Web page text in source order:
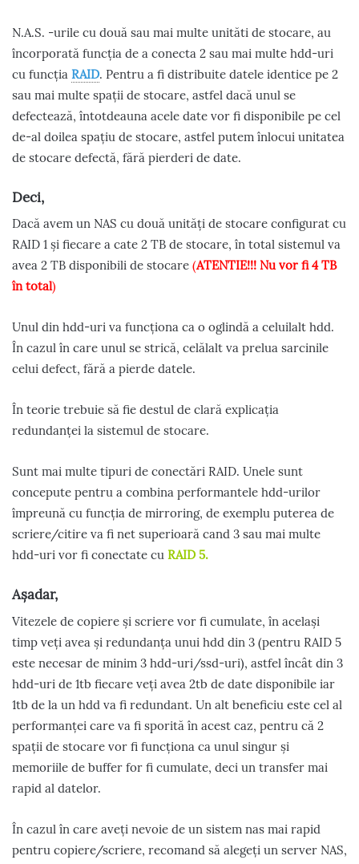
N.A.S. -urile cu două sau mai multe unităti de stocare, au
încorporată funcția de a conecta 2 sau mai multe hdd-uri
cu funcția RAID. Pentru a fi distribuite datele identice pe 2
sau mai multe spații de stocare, astfel dacă unul se
defectează, întotdeauna acele date vor fi disponibile pe cel
de-al doilea spațiu de stocare, astfel putem înlocui unitatea
de stocare defectă, fără pierderi de date.
Deci,
Dacă avem un NAS cu două unități de stocare configurat cu
RAID 1 și fiecare a cate 2 TB de stocare, în total sistemul va
avea 2 TB disponibili de stocare (ATENTIE!!! Nu vor fi 4 TB
în total)
Unul din hdd-uri va funcționa ca o oglindă a celuilalt hdd.
În cazul în care unul se strică, celălalt va prelua sarcinile
celui defect, fără a pierde datele.
În teorie trebuie să fie destul de clară explicația
redundanței la sistemul de stocare.
Sunt mai multe tipuri de conectări RAID. Unele sunt
concepute pentru a combina performantele hdd-urilor
împreună cu funcția de mirroring, de exemplu puterea de
scriere/citire va fi net superioară cand 3 sau mai multe
hdd-uri vor fi conectate cu RAID 5.
Așadar,
Vitezele de copiere și scriere vor fi cumulate, în același
timp veți avea și redundanța unui hdd din 3 (pentru RAID 5
este necesar de minim 3 hdd-uri/ssd-uri), astfel încât din 3
hdd-uri de 1tb fiecare veți avea 2tb de date disponibile iar
1tb de la un hdd va fi redundant. Un alt beneficiu este cel al
performanței care va fi sporită în acest caz, pentru că 2
spații de stocare vor fi funcționa ca unul singur și
memoriile de buffer for fi cumulate, deci un transfer mai
rapid al datelor.
În cazul în care aveți nevoie de un sistem nas mai rapid
pentru copiere/scriere, recomand să alegeți un server NAS,